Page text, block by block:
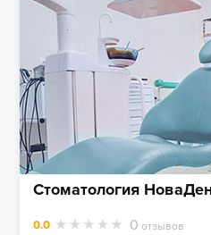
Стоматология
0.0 0 отзывов